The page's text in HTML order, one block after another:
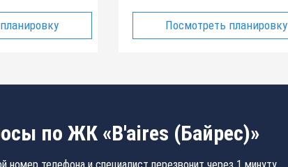
Посмотреть планировку
по ЖК «B'aires (Байрес)»